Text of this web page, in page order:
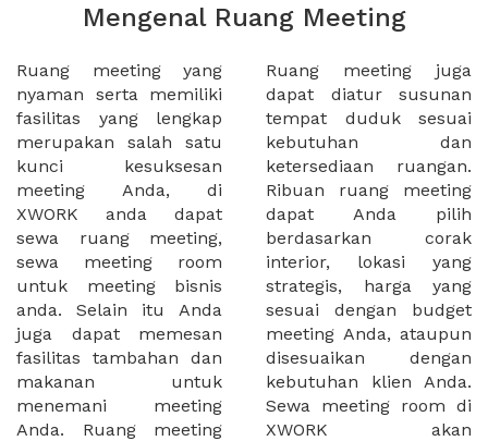
Mengenal Ruang Meeting
Ruang meeting yang
nyaman serta memiliki
fasilitas yang lengkap
merupakan salah satu
kunci kesuksesan
meeting Anda, di
XWORK anda dapat
sewa ruang meeting,
sewa meeting room
untuk meeting bisnis
anda. Selain itu Anda
juga dapat memesan
fasilitas tambahan dan
makanan untuk
menemani meeting
Anda. Ruang meeting
Ruang meeting juga
dapat diatur susunan
tempat duduk sesuai
kebutuhan dan
ketersediaan ruangan.
Ribuan ruang meeting
dapat Anda pilih
berdasarkan corak
interior, lokasi yang
strategis, harga yang
sesuai dengan budget
meeting Anda, ataupun
disesuaikan dengan
kebutuhan klien Anda.
Sewa meeting room di
XWORK akan